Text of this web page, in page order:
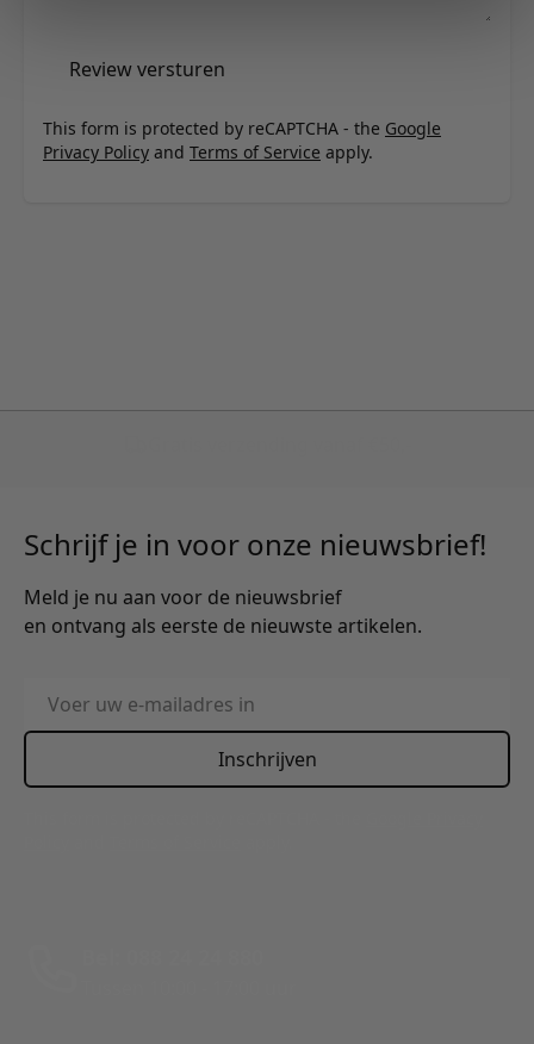
Review versturen
This form is protected by reCAPTCHA - the Google
Privacy Policy and Terms of Service apply.
Schrijf je in voor onze nieuwsbrief!
Meld je nu aan voor de nieuwsbrief
en ontvang als eerste de nieuwste artikelen.
E-mailadres
Inschrijven